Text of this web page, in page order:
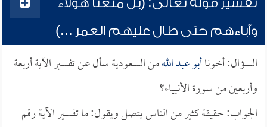
وآباءهم حتى طال عليهم العمر ...)
السؤال: أخوناأبو عبد اللهمن السعودية سأل عن تفسير الآية أربعة
وأربعين من سورة الأنبياء؟
الجواب: حقيقة كثير من الناس يتصل ويقول: ما تفسير الآية رقم